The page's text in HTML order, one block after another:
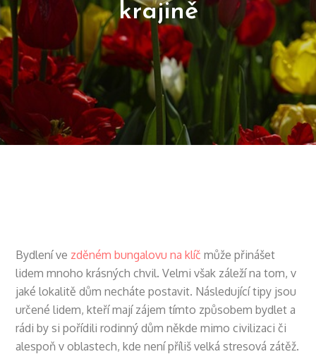
krajině
Bydlení ve zděném bungalovu na klíč může přinášet
lidem mnoho krásných chvil. Velmi však záleží na tom, v
jaké lokalitě dům necháte postavit. Následující tipy jsou
určené lidem, kteří mají zájem tímto způsobem bydlet a
rádi by si pořídili rodinný dům někde mimo civilizaci či
alespoň v oblastech, kde není příliš velká stresová zátěž.